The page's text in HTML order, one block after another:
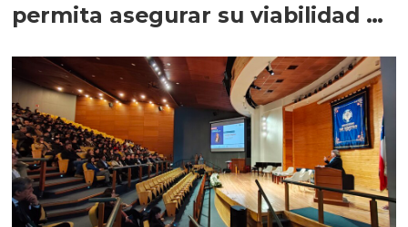
permita asegurar su viabilidad de